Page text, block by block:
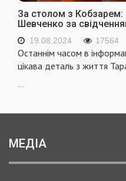
За столом з Кобзарем:
Шевченко за
19.08.2024 17564
Останнім часом в
цікава деталь з життя
МЕДІА